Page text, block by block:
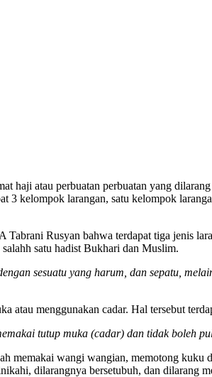
haji atau perbuatan perbuatan yang
kelompok larangan, satu kelompok
Tabrani Rusyan bahwa terdapat tiga jenis
satu hadist Bukhari dan Muslim.
sesuatu yang harum, dan sepatu,
atau menggunakan cadar. Hal tersebut
tutup muka (cadar) dan tidak boleh
wangi wangian, memotong kuku
dilarangnya bersetubuh, dan dilarang